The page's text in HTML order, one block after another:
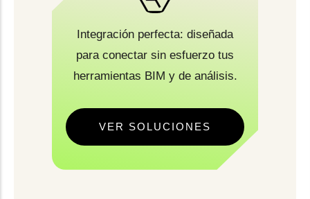
Integración perfecta: diseñada
para conectar sin esfuerzo tus
herramientas BIM y de análisis.
VER SOLUCIONES